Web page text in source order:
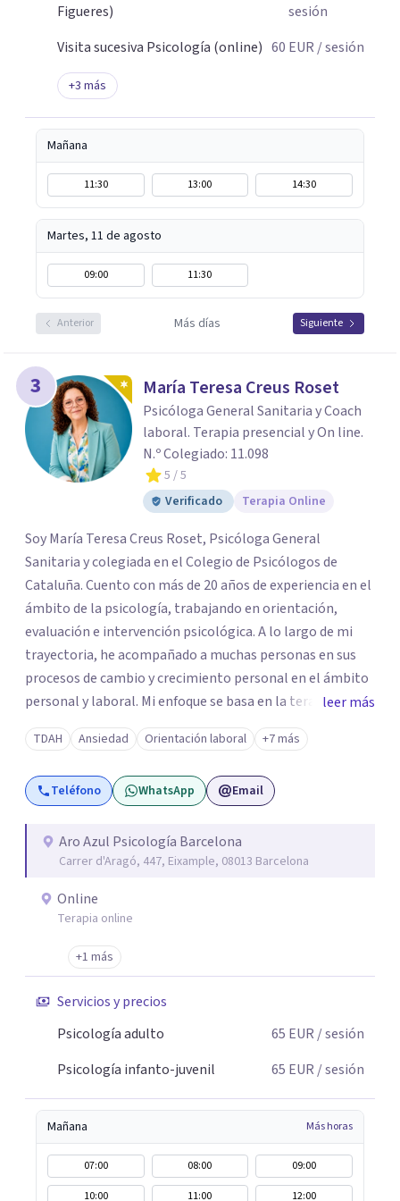
Figueres)
sesión
Visita sucesiva Psicología (online) 60 EUR / sesión
+3 más
Mañana
11:30 13:00 14:30
Martes, 11 de agosto
09:00 11:30
Anterior Más días Siguiente
3 María Teresa Creus Roset
Psicóloga General Sanitaria y Coach
laboral. Terapia presencial y On line.
N.º Colegiado: 11.098
5 / 5
Verificado
Terapia Online
Soy María Teresa Creus Roset, Psicóloga General
Sanitaria y colegiada en el Colegio de Psicólogos de
Cataluña. Cuento con más de 20 años de experiencia en el
ámbito de la psicología, trabajando en orientación,
evaluación e intervención psicológica. A lo largo de mi
trayectoria, he acompañado a muchas personas en sus
procesos de cambio y crecimiento personal en el ámbito
personal y laboral. Mi enfoque se basa en la terapia
cognitivo-conductual e integral, aplicando metodologías
y técnicas respaldadas por la evidencia científica. En
sesión, además de escuchar, te proporciono
herramientas prácticas y efectivas para que puedas
Mi compromiso en consulta es ofrecerte un espacio
transformarte en positivo, fortaleciendo tu autoestima y
leer más
TDAH Ansiedad Orientación laboral +7 más
Teléfono WhatsApp Email
Aro Azul Psicología Barcelona
Carrer d'Aragó, 447, Eixample, 08013 Barcelona
Online
Terapia online
+1 más
Servicios y precios
Psicología adulto
65 EUR / sesión
Psicología infanto-juvenil
65 EUR / sesión
Mañana Más horas
07:00 08:00
09:00
10:00
11:00 12:00